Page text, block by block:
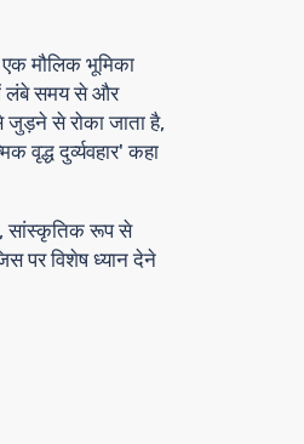
मौलिक भूमिका
लंबे समय से और
जुड़ने से रोका जाता है,
वृद्ध दुर्व्यवहार' कहा
सांस्कृतिक रूप से
पर विशेष ध्यान देने